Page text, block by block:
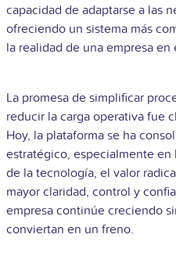
capacidad de adaptarse a las
ofreciendo un sistema más
la realidad de una empresa en
La promesa de simplificar
reducir la carga operativa fue
Hoy, la plataforma se ha
estratégico, especialmente en
de la tecnología, el valor
mayor claridad, control y
empresa continúe creciendo
conviertan en un freno.